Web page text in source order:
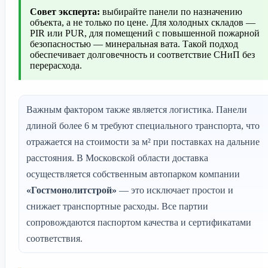
Совет эксперта: выбирайте панели по назначению
объекта, а не только по цене. Для холодных складов —
PIR или PUR, для помещений с повышенной пожарной
безопасностью — минеральная вата. Такой подход
обеспечивает долговечность и соответствие СНиП без
перерасхода.
Важным фактором также является логистика. Панели
длиной более 6 м требуют специального транспорта, что
отражается на стоимости за м² при поставках на дальние
расстояния. В Московской области доставка
осуществляется собственным автопарком компании
«Гостмонолитстрой» — это исключает простои и
снижает транспортные расходы. Все партии
сопровождаются паспортом качества и сертификатами
соответствия.